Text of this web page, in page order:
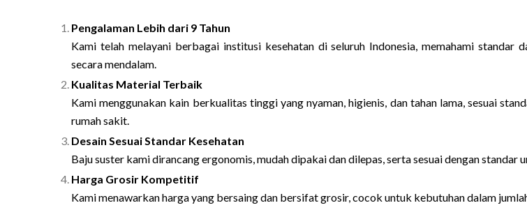
Pengalaman Lebih dari 9 Tahun
Kami telah melayani berbagai institusi kesehatan di seluruh Indonesia, memahami standar
secara mendalam.
Kualitas Material Terbaik
Kami menggunakan kain berkualitas tinggi yang nyaman, higienis, dan tahan lama, sesuai
rumah sakit.
Desain Sesuai Standar Kesehatan
Baju suster kami dirancang ergonomis, mudah dipakai dan dilepas, serta sesuai dengan standar
Harga Grosir Kompetitif
Kami menawarkan harga yang bersaing dan bersifat grosir, cocok untuk kebutuhan dalam